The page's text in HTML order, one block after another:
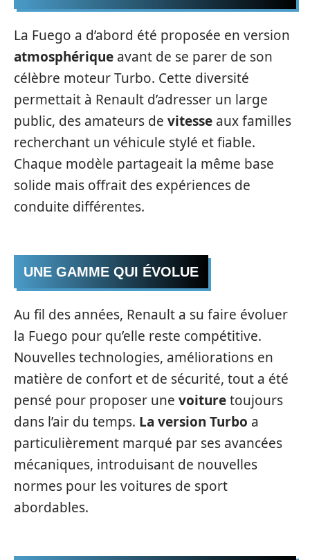
La Fuego a d’abord été proposée en version
atmosphérique avant de se parer de son
célèbre moteur Turbo. Cette diversité
permettait à Renault d’adresser un large
public, des amateurs de vitesse aux familles
recherchant un véhicule stylé et fiable.
Chaque modèle partageait la même base
solide mais offrait des expériences de
conduite différentes.
UNE GAMME QUI ÉVOLUE
Au fil des années, Renault a su faire évoluer
la Fuego pour qu’elle reste compétitive.
Nouvelles technologies, améliorations en
matière de confort et de sécurité, tout a été
pensé pour proposer une voituretoujours
dans l’air du temps. La version Turbo a
particulièrement marqué par ses avancées
mécaniques, introduisant de nouvelles
normes pour les voitures de sport
abordables.